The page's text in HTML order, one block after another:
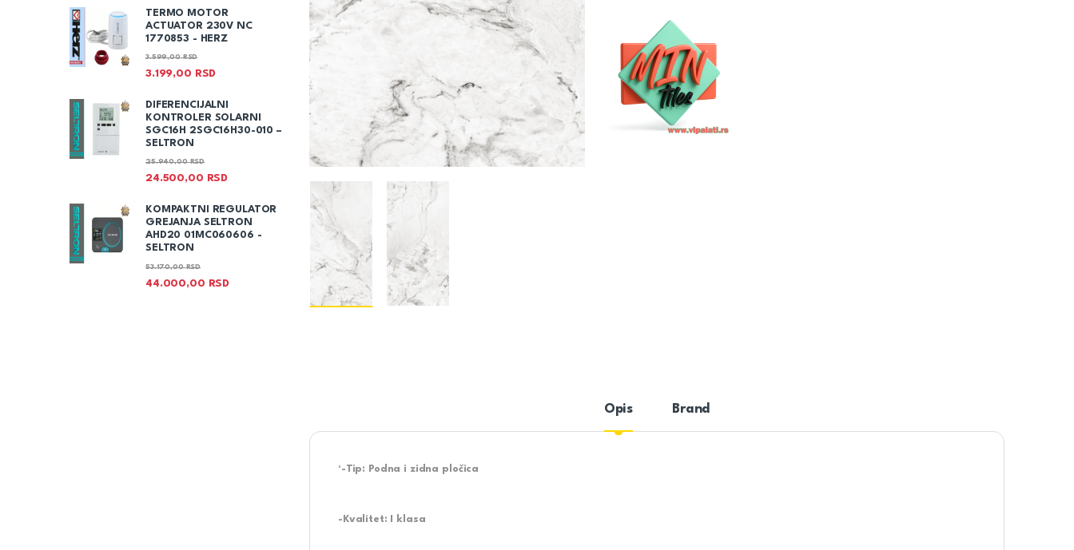
Opis Brand
‘-Tip: Podna i zidna pločica
-Kvalitet: I klasa
TERMO MOTOR
ACTUATOR 230V NC
1770853 - HERZ
3.199,00 RSD
3.599,00RSD
DIFERENCIJALNI
KONTROLER SOLARNI
SGC16H 2SGC16H30-010 –
SELTRON
24.500,00 RSD
25.940,00RSD
KOMPAKTNI REGULATOR
GREJANJA SELTRON
AHD20 01MC060606 -
SELTRON
44.000,00 RSD
53.170,00RSD